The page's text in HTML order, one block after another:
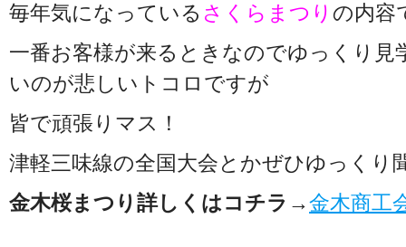
毎年気になっている さくらまつり の内
一番お客様が来るときなのでゆっくり見
いのが悲しいトコロですが
皆で頑張りマス！
津軽三味線の全国大会とかぜひゆっく
金木桜まつり詳しくはコチラ →金木商工